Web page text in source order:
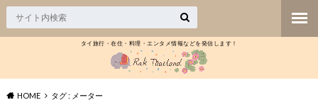
タイ旅行・在住・料理・エンタメ情報などを発信します！
HOME タグ : メーター